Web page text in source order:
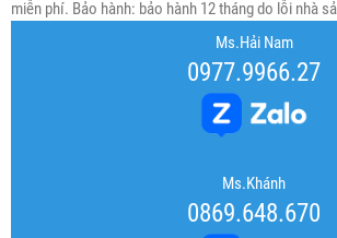
miễn phí. Bảo hành: bảo hành 12 tháng do lỗi nhà
Ms.Hải Nam
0977.9966.27
Ms.Khánh
0869.648.670